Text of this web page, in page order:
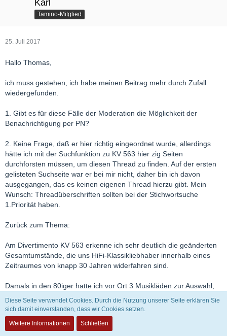
Karl
Tamino-Mitglied
25. Juli 2017
Hallo Thomas,
ich muss gestehen, ich habe meinen Beitrag mehr durch Zufall
wiedergefunden.
1. Gibt es für diese Fälle der Moderation die Möglichkeit der
Benachrichtigung per PN?
2. Keine Frage, daß er hier richtig eingeordnet wurde, allerdings
hätte ich mit der Suchfunktion zu KV 563 hier zig Seiten
durchforsten müssen, um diesen Thread zu finden. Auf der ersten
gelisteten Suchseite war er bei mir nicht, daher bin ich davon
ausgegangen, das es keinen eigenen Thread hierzu gibt. Mein
Wunsch: Threadüberschriften sollten bei der Stichwortsuche
1.Priorität haben.
Zurück zum Thema:
Am Divertimento KV 563 erkenne ich sehr deutlich die geänderten
Gesamtumstände, die uns HiFi-Klassikliebhaber innerhalb eines
Zeitraumes von knapp 30 Jahren widerfahren sind.
Damals in den 80iger hatte ich vor Ort 3 Musikläden zur Auswahl,
deren Bestand an Klassik CDs nicht über das Standardsortiment
hinausging. Wenn man einen speziellen Wunsch hatte, wurde
"schon leicht genervt" bei den vorhandenen Lieferanten
nachgeschaut, ob es was zum Divertimento KV 563 gab.
Diese Seite verwendet Cookies. Durch die Nutzung unserer Seite erklären Sie
sich damit einverstanden, dass wir Cookies setzen.
Weitere Informationen
Schließen